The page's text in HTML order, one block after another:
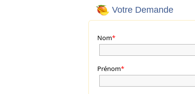
Votre Demande
Nom*
Prénom*